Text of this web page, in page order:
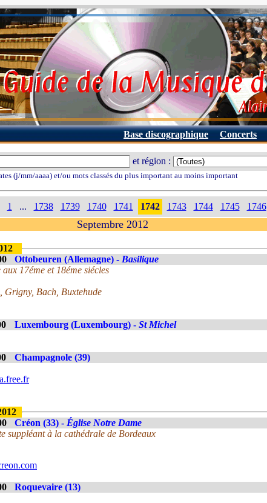
Base discographique Concerts
et région :
(j/mm/aaaa) et/ou mots classés du plus important au moins important
1 ... 1738 1739 1740 1741 1742 1743 1744 1745 1746
Septembre 2012
Ottobeuren (Allemagne) - Basilique
17éme et 18éme siécles
Grigny, Bach, Buxtehude
Luxembourg (Luxembourg) - St Michel
Champagnole (39)
Créon (33) - Église Notre Dame
suppléant à la cathédrale de Bordeaux
Roquevaire (13)